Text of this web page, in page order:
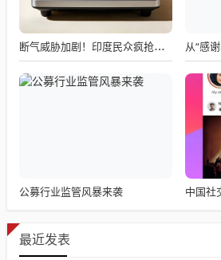
断气威胁加剧！印度民众疯抢电磁炉 制造商将从中国空运部件
公募行业监管风暴来袭
最近发表